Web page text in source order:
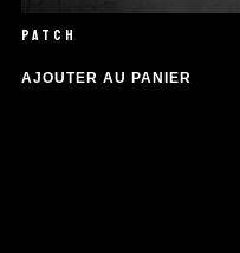
PATCH
AJOUTER AU PANIER